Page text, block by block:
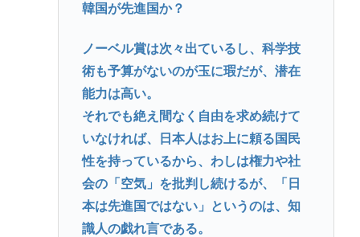
韓国が先進国か？
ノーベル賞は次々出ているし、科学技
術も予算がないのが玉に瑕だが、潜在
能力は高い。
それでも絶え間なく自由を求め続けて
いなければ、日本人はお上に頼る国民
性を持っているから、わしは権力や社
会の「空気」を批判し続けるが、「日
本は先進国ではない」というのは、知
識人の戯れ言である。